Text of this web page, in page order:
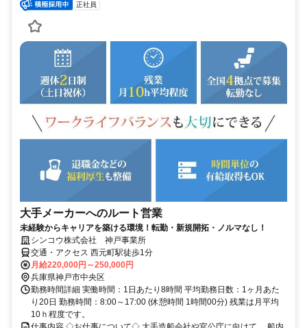
正社員
大手メーカーへのルート営業
未経験からキャリアを築ける環境！転勤・新規開拓・ノルマなし！
シンコウ株式会社 神戸事業所
交通・アクセス 西元町駅徒歩1分
月給220,000円～250,000円
兵庫県神戸市中央区
勤務時間詳細 実働時間：1日あたり8時間 平均勤務日数：1ヶ月あた
り20日 勤務時間：8:00～17:00 (休憩時間 1時間00分) 残業は月平均
10ｈ程度です。